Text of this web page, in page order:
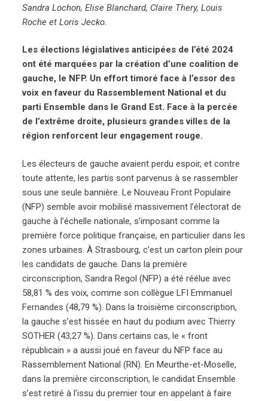
Sandra Lochon, Elise Blanchard, Claire Thery, Louis
Roche et Loris Jecko.
Les élections législatives anticipées de l’été 2024
ont été marquées par la création d’une coalition de
gauche, le NFP. Un effort timoré face à l’essor des
voix en faveur du Rassemblement National et du
parti Ensemble dans le Grand Est. Face à la percée
de l’extrême droite, plusieurs grandes villes de la
région renforcent leur engagement rouge.
Les électeurs de gauche avaient perdu espoir, et contre
toute attente, les partis sont parvenus à se rassembler
sous une seule bannière. Le Nouveau Front Populaire
(NFP) semble avoir mobilisé massivement l’électorat de
gauche à l’échelle nationale, s’imposant comme la
première force politique française, en particulier dans les
zones urbaines. À Strasbourg, c’est un carton plein pour
les candidats de gauche. Dans la première
circonscription, Sandra Regol (NFP) a été réélue avec
58,81 % des voix, comme son collègue LFI Emmanuel
Fernandes (48,79 %). Dans la troisième circonscription,
la gauche s’est hissée en haut du podium avec Thierry
SOTHER (43,27 %). Dans certains cas, le « front
républicain » a aussi joué en faveur du NFP face au
Rassemblement National (RN). En Meurthe-et-Moselle,
dans la première circonscription, le candidat Ensemble
s’est retiré à l’issu du premier tour en appelant à faire